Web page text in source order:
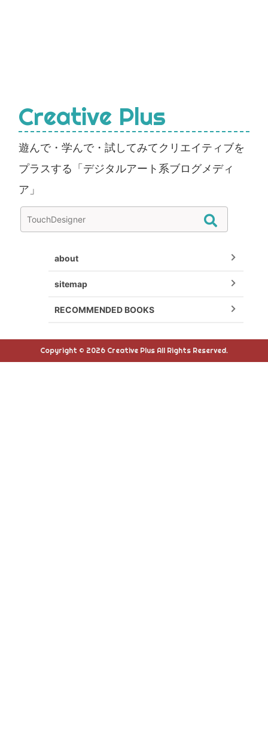
Creative Plus
遊んで・学んで・試してみてクリエイティブを
プラスする「デジタルアート系ブログメディ
ア」
about
sitemap
RECOMMENDED BOOKS
Copyright © 2026 Creative Plus All Rights Reserved.